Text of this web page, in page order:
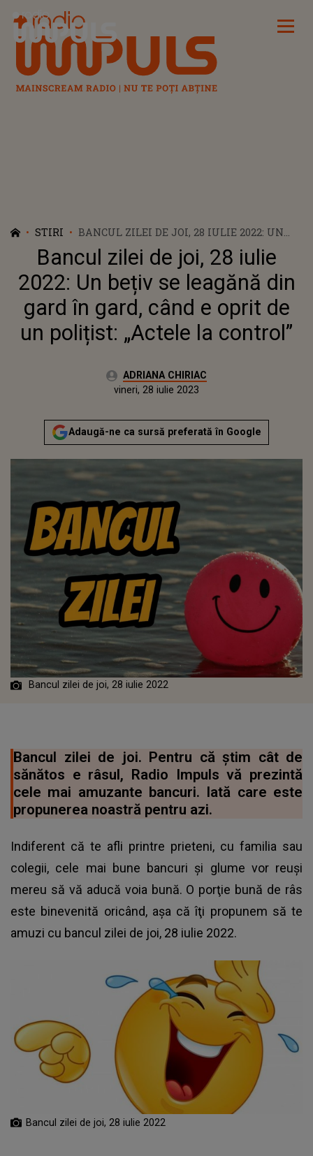
Radio Impuls
STIRI
BANCUL ZILEI DE JOI, 28 IULIE 2022: UN
BEȚIV SE LEAGĂNĂ DIN GARD ÎN GARD,
CÂND E OPRIT DE UN POLIȚIST: „ACTELE
LA CONTROL”
Bancul zilei de joi, 28 iulie
2022: Un bețiv se leagănă din
gard în gard, când e oprit de
un polițist: „Actele la control”
Autor:ADRIANA CHIRIAC
Actualizat:
vineri, 28 iulie 2023
Adaugă-ne ca sursă preferată în Google
Bancul zilei de joi, 28 iulie 2022
Bancul zilei de joi. Pentru că știm cât de
sănătos e râsul, Radio Impuls vă prezintă
cele mai amuzante bancuri. Iată care este
propunerea noastră pentru azi.
Indiferent că te afli printre prieteni, cu familia sau
colegii, cele mai bune bancuri și glume vor reuși
mereu să vă aducă voia bună. O porţie bună de râs
este binevenită oricând, aşa că îţi propunem să te
amuzi cu bancul zilei de joi, 28 iulie 2022.
Bancul zilei de joi, 28 iulie 2022